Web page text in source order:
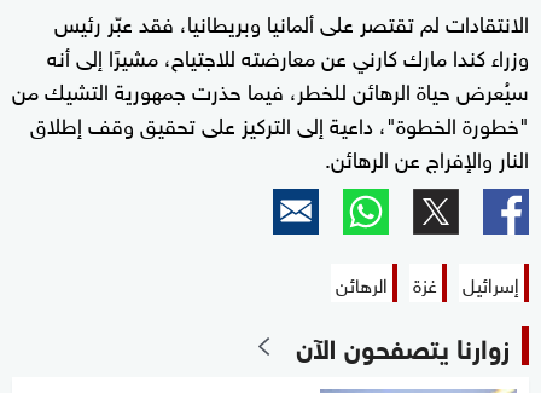
الانتقادات لم تقتصر على ألمانيا وبريطانيا، فقد عبّر رئيس
وزراء كندا مارك كارني عن معارضته للاجتياح، مشيرًا إلى أنه
سيُعرض حياة الرهائن للخطر، فيما حذرت جمهورية التشيك من
"خطورة الخطوة"، داعية إلى التركيز على تحقيق وقف إطلاق
النار والإفراج عن الرهائن.
إسرائيل غزة الرهائن
زوارنا يتصفحون الآن